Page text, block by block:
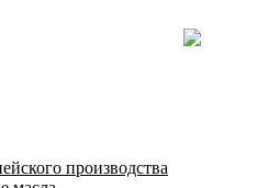
производства